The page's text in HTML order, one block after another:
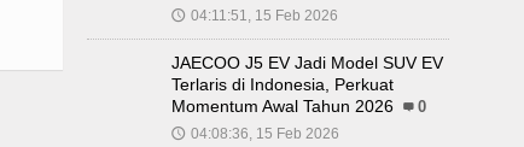
🕔 04:11:51, 15 Feb 2026
JAECOO J5 EV Jadi Model SUV EV
Terlaris di Indonesia, Perkuat
Momentum Awal Tahun 2026
0
🕔 04:08:36, 15 Feb 2026